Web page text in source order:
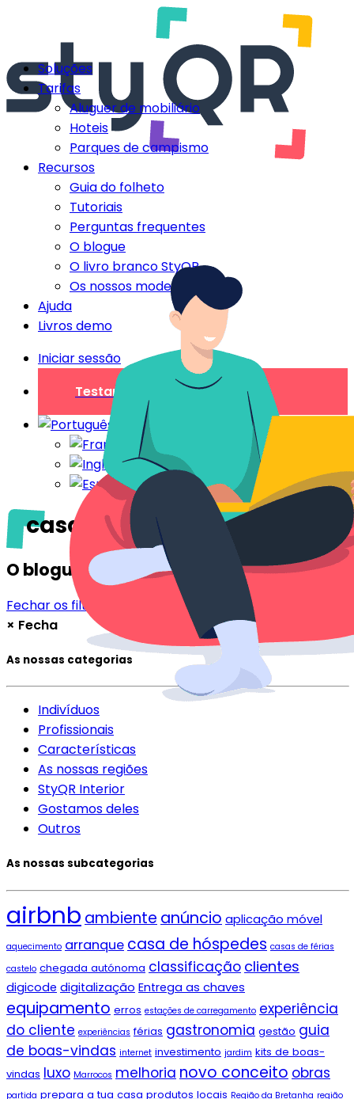
Soluções
Tarifas
Aluguer de mobiliário
Hoteis
Parques de campismo
Recursos
Guia do folheto
Tutoriais
Perguntas frequentes
O blogue
O livro branco StyQR
Os nossos modelos StyQR
Ajuda
Livros demo
Iniciar sessão
Testar gratuitamente
casa de hóspedes
O blogue
Fechar os filtros
× Fecha
As nossas categorias
Indivíduos
Profissionais
Características
As nossas regiões
StyQR Interior
Gostamos deles
Outros
As nossas subcategorias
airbnb ambiente anúncio aplicação móvel
aquecimento arranque casa de hóspedes casas de férias
castelo chegada autónoma classificação clientes
digicode digitalização Entrega as chaves
equipamento erros estações de carregamento experiência
do cliente experiências férias gastronomia gestão guia
de boas-vindas internet investimento jardim kits de boas-
vindas luxo Marrocos melhoria novo conceito obras
partida prepara a tua casa produtos locais Região da Bretanha região